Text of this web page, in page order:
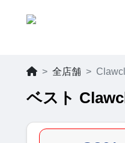
全店舗
ベスト